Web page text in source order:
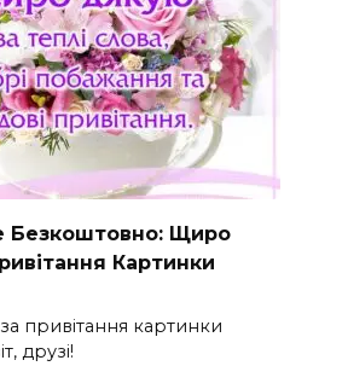
Безкоштовно: Щиро
Картинки
привітання картинки
друзі!